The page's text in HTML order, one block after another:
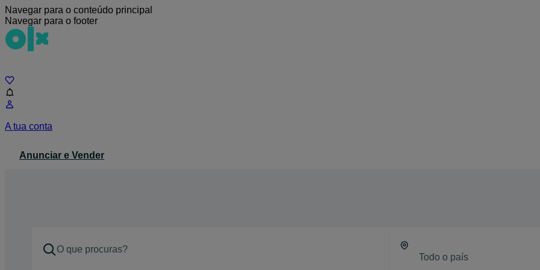
Navegar para o conteúdo principal
Navegar para o footer
A tua conta
Anunciar e Vender